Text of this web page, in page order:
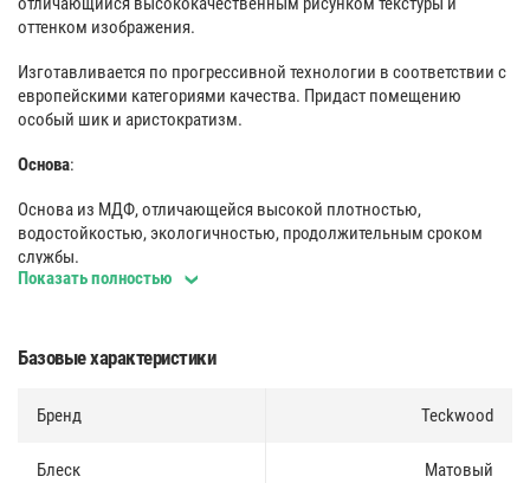
оттенком изображения.
Изготавливается по прогрессивной технологии в соответствии с
европейскими категориями качества. Придаст помещению
особый шик и аристократизм.
Основа:
Основа из МДФ, отличающейся высокой плотностью,
водостойкостью, экологичностью, продолжительным сроком
службы.
Декоративное покрытие с цифровой печатью. Отличается
высокой прочностью и химической стойкостью.
Монтаж:
Несколько вариантов монтажа (на клей и жидкие гвозди либо
Показать полностью
Базовые характеристики
Бренд Teckwood
Блеск Матовый